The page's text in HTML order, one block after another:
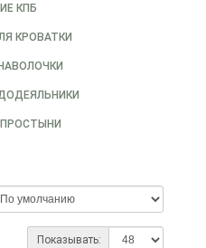
КПБ
КРОВАТКИ
Показывать: